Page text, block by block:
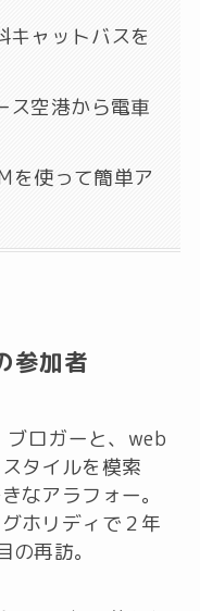
キャットバスを
ス空港から電車
を使って簡単ア
参加者
ブロガーと、web
タイルを模索
なアラフォー。
ホリディで２年
再訪。